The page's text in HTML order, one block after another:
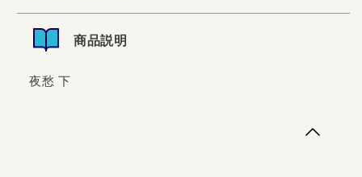
商品説明
夜愁 下